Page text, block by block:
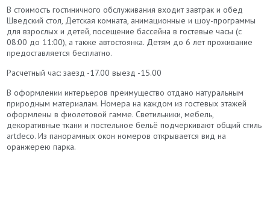
В стоимость гостиничного обслуживания входит завтрак и обед
Шведский стол, Детская комната, анимационные и шоу-программы
для взрослых и детей, посещение бассейна в гостевые часы (с
08:00 до 11:00), а также автостоянка. Детям до 6 лет проживание
предоставляется бесплатно.
Расчетный час: заезд -17.00 выезд -15.00
В оформлении интерьеров преимущество отдано натуральным
природным материалам. Номера на каждом из гостевых этажей
оформлены в фиолетовой гамме. Светильники, мебель,
декоративные ткани и постельное бельё подчеркивают общий стиль
artdeco. Из панорамных окон номеров открывается вид на
оранжерею парка.